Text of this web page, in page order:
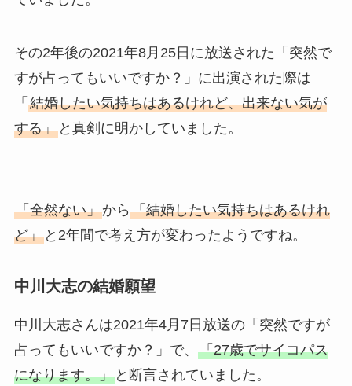
その2年後の2021年8月25日に放送された「突然で
すが占ってもいいですか？」に出演された際は
「 結婚したい気持ちはあるけれど、出来ない気が
する」と真剣に明かしていました。
「全然ない」から 「結婚したい気持ちはあるけれ
ど」と2年間で考え方が変わったようですね。
中川大志の結婚願望
中川大志さんは2021年4月7日放送の「突然ですが
占ってもいいですか？」で、 「27歳でサイコパス
になります。」と断言されていました。